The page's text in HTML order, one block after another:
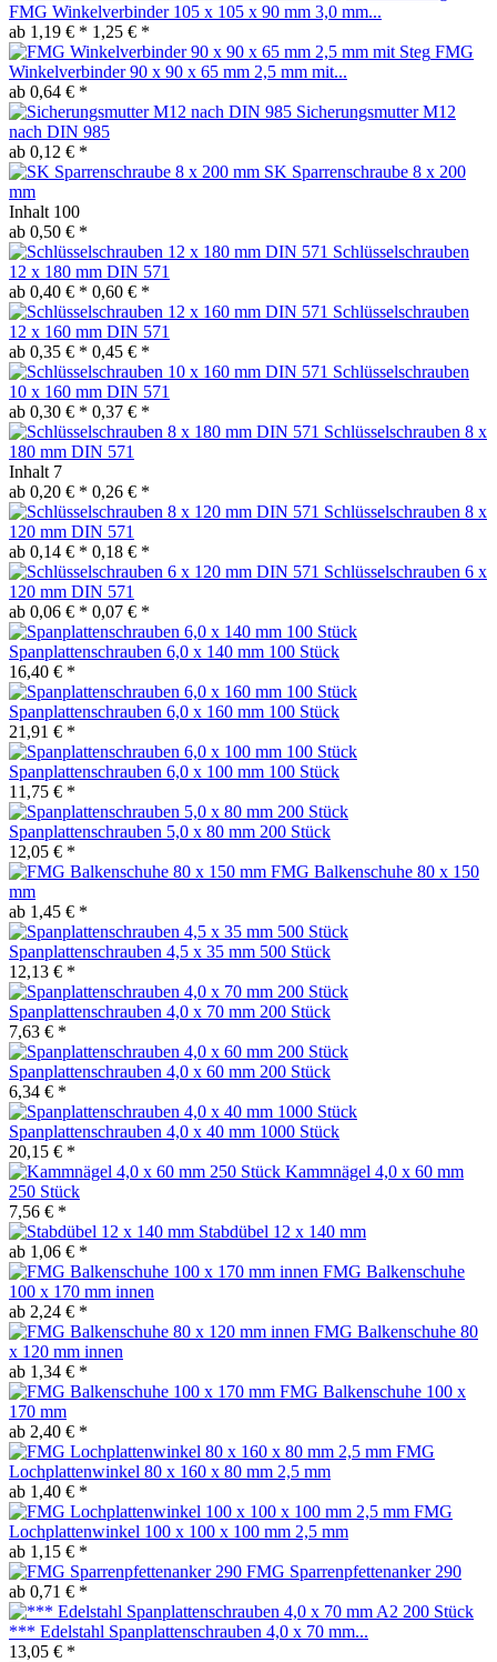
FMG Winkelverbinder 105 x 105 x 90 mm 3,0 mm...
ab 1,19 € * 1,25 € *
FMG
Winkelverbinder 90 x 90 x 65 mm 2,5 mm mit...
ab 0,64 € *
Sicherungsmutter M12
nach DIN 985
ab 0,12 € *
SK Sparrenschraube 8 x 200
mm
Inhalt 100
ab 0,50 € *
Schlüsselschrauben
12 x 180 mm DIN 571
ab 0,40 € * 0,60 € *
Schlüsselschrauben
12 x 160 mm DIN 571
ab 0,35 € * 0,45 € *
Schlüsselschrauben
10 x 160 mm DIN 571
ab 0,30 € * 0,37 € *
Schlüsselschrauben 8 x
180 mm DIN 571
Inhalt 7
ab 0,20 € * 0,26 € *
Schlüsselschrauben 8 x
120 mm DIN 571
ab 0,14 € * 0,18 € *
Schlüsselschrauben 6 x
120 mm DIN 571
ab 0,06 € * 0,07 € *
Spanplattenschrauben 6,0 x 140 mm 100 Stück
16,40 € *
Spanplattenschrauben 6,0 x 160 mm 100 Stück
21,91 € *
Spanplattenschrauben 6,0 x 100 mm 100 Stück
11,75 € *
Spanplattenschrauben 5,0 x 80 mm 200 Stück
12,05 € *
FMG Balkenschuhe 80 x 150
mm
ab 1,45 € *
Spanplattenschrauben 4,5 x 35 mm 500 Stück
12,13 € *
Spanplattenschrauben 4,0 x 70 mm 200 Stück
7,63 € *
Spanplattenschrauben 4,0 x 60 mm 200 Stück
6,34 € *
Spanplattenschrauben 4,0 x 40 mm 1000 Stück
20,15 € *
Kammnägel 4,0 x 60 mm
250 Stück
7,56 € *
Stabdübel 12 x 140 mm
ab 1,06 € *
FMG Balkenschuhe
100 x 170 mm innen
ab 2,24 € *
FMG Balkenschuhe 80
x 120 mm innen
ab 1,34 € *
FMG Balkenschuhe 100 x
170 mm
ab 2,40 € *
FMG
Lochplattenwinkel 80 x 160 x 80 mm 2,5 mm
ab 1,40 € *
FMG
Lochplattenwinkel 100 x 100 x 100 mm 2,5 mm
ab 1,15 € *
FMG Sparrenpfettenanker 290
ab 0,71 € *
*** Edelstahl Spanplattenschrauben 4,0 x 70 mm...
13,05 € *